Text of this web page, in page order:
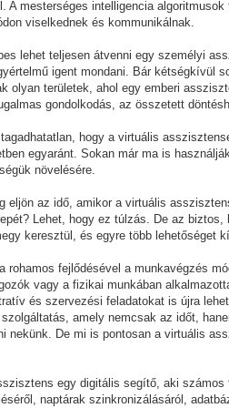
A mesterséges intelligencia
viselkednek és kommunikálnak.
lehet teljesen átvenni egy személyi
igent mondani. Bár kétségkívül
olyan területek, ahol egy emberi
gondolkodás, az összetett
hogy a virtuális
egyaránt. Sokan már ma is
növelésére.
eljön az idő, amikor a virtuális
Lehet, hogy ez túlzás. De az
keresztül, és egyre több lehetőséget
rohamos fejlődésével a munkavégzés
vagy a fizikai munkában
és szervezési feladatokat is újra
amely nemcsak az időt,
nekünk. De mi is pontosan a virtuális
egy digitális segítő, aki
naptárak szinkronizálásáról,